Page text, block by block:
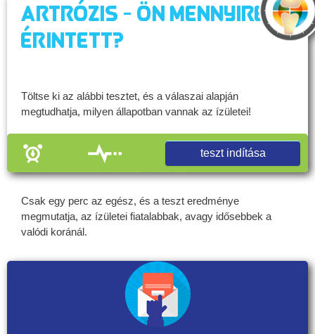
Artrózis - Ön mennyire
érintett?
Töltse ki az alábbi tesztet, és a válaszai alapján
megtudhatja, milyen állapotban vannak az ízületei!
teszt indítása
Csak egy perc az egész, és a teszt eredménye
megmutatja, az ízületei fiatalabbak, avagy idősebbek a
valódi koránál.